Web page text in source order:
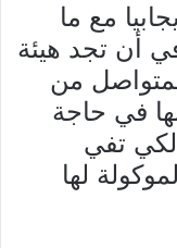
مع ما
أن تجد هيئة
من
في حاجة
لكي تفي
لها